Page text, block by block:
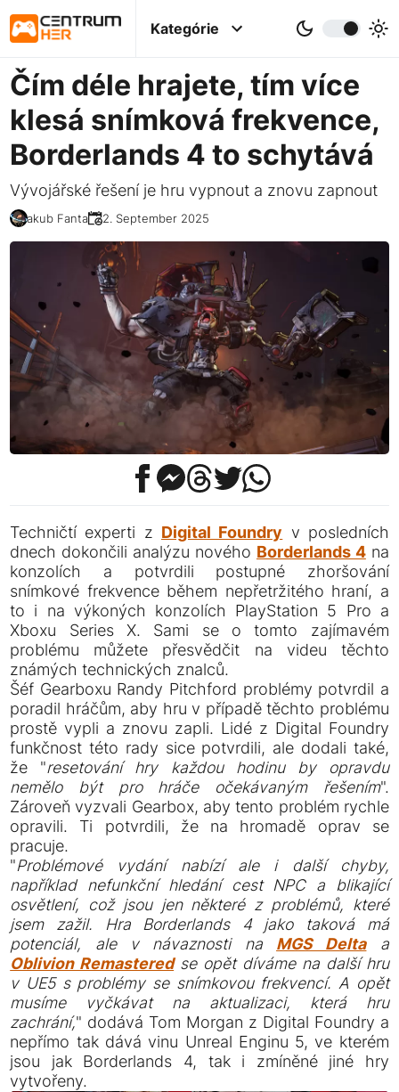
Kategórie
Čím déle hrajete, tím více
klesá snímková frekvence,
Borderlands 4 to schytává
Vývojářské řešení je hru vypnout a znovu zapnout
Jakub Fanta 22. September 2025
Techničtí experti z Digital Foundry v posledních
dnech dokončili analýzu nového Borderlands 4na
konzolích a potvrdili postupné zhoršování
snímkové frekvence během nepřetržitého hraní, a
to i na výkoných konzolích PlayStation 5 Pro a
Xboxu Series X. Sami se o tomto zajímavém
problému můžete přesvědčit na videu těchto
známých technických znalců.
Šéf Gearboxu Randy Pitchford problémy potvrdil a
poradil hráčům, aby hru v případě těchto problému
prostě vypli a znovu zapli. Lidé z Digital Foundry
funkčnost této rady sice potvrdili, ale dodali také,
že "resetování hry každou hodinu by opravdu
nemělo být pro hráče očekávaným řešením".
Zároveň vyzvali Gearbox, aby tento problém rychle
opravili. Ti potvrdili, že na hromadě oprav se
pracuje.
"Problémové vydání nabízí ale i další chyby,
například nefunkční hledání cest NPC a blikající
osvětlení, což jsou jen některé z problémů, které
jsem zažil. Hra Borderlands 4 jako taková má
potenciál, ale v návaznosti na MGS Deltaa
Oblivion Remasteredse opět díváme na další hru
v UE5 s problémy se snímkovou frekvencí. A opět
musíme vyčkávat na aktualizaci, která hru
zachrání," dodává Tom Morgan z Digital Foundry a
nepřímo tak dává vinu Unreal Enginu 5, ve kterém
jsou jak Borderlands 4, tak i zmíněné jiné hry
vytvořeny.